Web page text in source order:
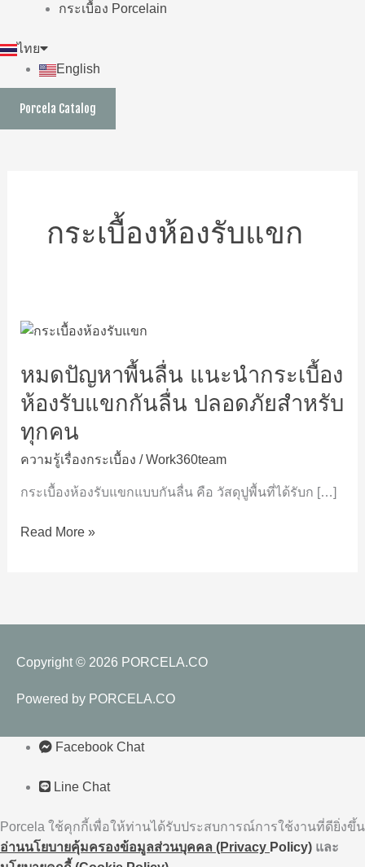
กระเบื้อง Porcelain
ไทย
English
Porcela Catalog
กระเบื้องห้องรับแขก
หมดปัญหาพื้นลื่น แนะนำกระเบื้อง
ห้องรับแขกกันลื่น ปลอดภัยสำหรับ
ทุกคน
ความรู้เรื่องกระเบื้อง /Work360team
กระเบื้องห้องรับแขกแบบกันลื่น คือ วัสดุปูพื้นที่ได้รับก […]
หมด
พื้น
ลื่น
แนะนำ
กระเบื้อง
รับแขก
กัน
ปลอดภัย
Read More »
Copyright © 2026 PORCELA.CO
Powered by PORCELA.CO
Facebook Chat
Line Chat
Porcela ใช้คุกกี้เพื่อให้ท่านได้รับประสบการณ์การใช้งานที่ดียิ่งขึ้น
อ่านนโยบายคุ้มครองข้อมูลส่วนบุคคล (Privacy Policy) และ